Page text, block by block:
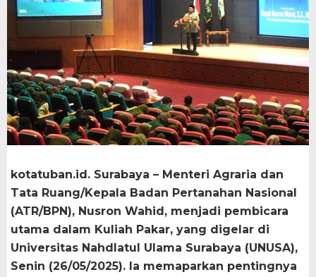
kotatuban.id. Surabaya – Menteri Agraria dan
Tata Ruang/Kepala Badan Pertanahan Nasional
(ATR/BPN), Nusron Wahid, menjadi pembicara
utama dalam Kuliah Pakar, yang digelar di
Universitas Nahdlatul Ulama Surabaya (UNUSA),
Senin (26/05/2025). Ia memaparkan pentingnya